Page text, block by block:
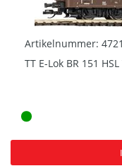
Artikelnummer:
TT E-Lok BR 151 HSL